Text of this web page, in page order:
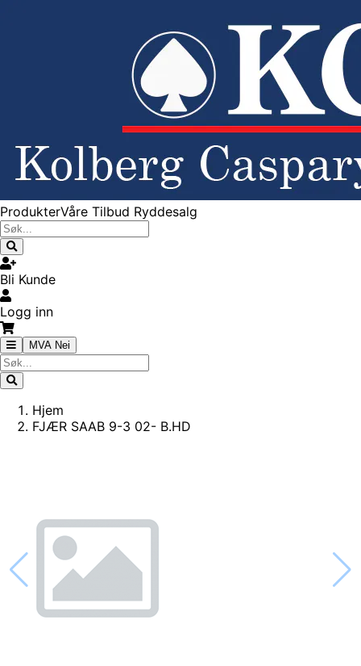
ProdukterVåre Tilbud Ryddesalg
Bli Kunde
Logg inn
MVA Nei
Hjem
FJÆR SAAB 9-3 02- B.HD